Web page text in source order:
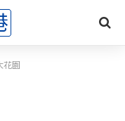
花園